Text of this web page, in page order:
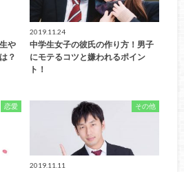
や
？
2019.11.24
中学生女子の彼氏の作り方！男子
にモテるコツと嫌われるポイン
ト！
恋愛 その他
2019.11.11